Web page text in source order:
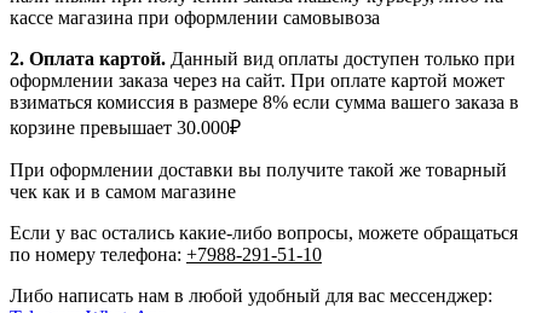
кассе магазина при оформлении самовывоза
2. Оплата картой. Данный вид оплаты доступен только при
оформлении заказа через на сайт. При оплате картой может
взиматься комиссия в размере 8% если сумма вашего заказа в
корзине превышает 30.000₽
При оформлении доставки вы получите такой же товарный
чек как и в самом магазине
Если у вас остались какие-либо вопросы, можете обращаться
по номеру телефона: +7988-291-51-10
Либо написать нам в любой удобный для вас мессенджер: